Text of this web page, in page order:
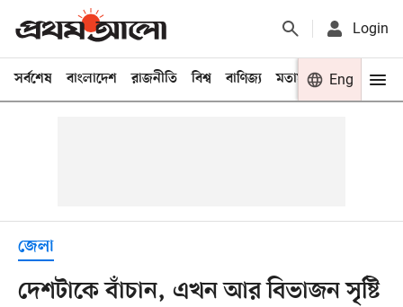
Login
সর্বশেষ বাংলাদেশ রাজনীতি বিশ্ব বাণিজ্য মতামত খেলা
Eng
জেলা
দেশটাকে বাঁচান, এখন আর বিভাজন সৃষ্টি